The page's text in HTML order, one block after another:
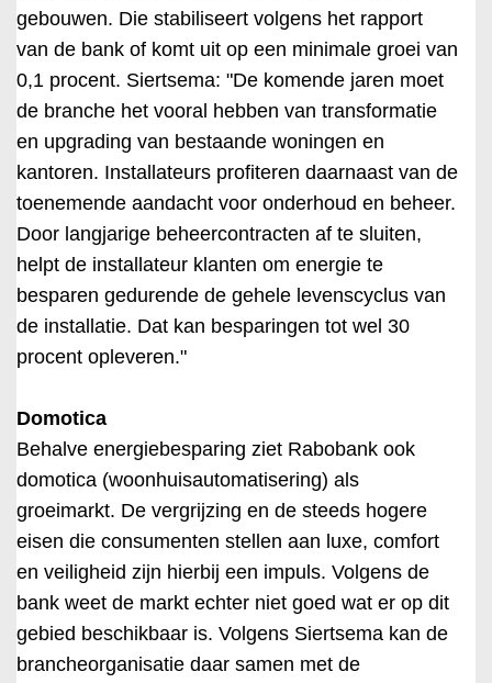
gebouwen. Die stabiliseert volgens het rapport
van de bank of komt uit op een minimale groei van
0,1 procent. Siertsema: "De komende jaren moet
de branche het vooral hebben van transformatie
en upgrading van bestaande woningen en
kantoren. Installateurs profiteren daarnaast van de
toenemende aandacht voor onderhoud en beheer.
Door langjarige beheercontracten af te sluiten,
helpt de installateur klanten om energie te
besparen gedurende de gehele levenscyclus van
de installatie. Dat kan besparingen tot wel 30
procent opleveren."
Domotica
Behalve energiebesparing ziet Rabobank ook
domotica (woonhuisautomatisering) als
groeimarkt. De vergrijzing en de steeds hogere
eisen die consumenten stellen aan luxe, comfort
en veiligheid zijn hierbij een impuls. Volgens de
bank weet de markt echter niet goed wat er op dit
gebied beschikbaar is. Volgens Siertsema kan de
brancheorganisatie daar samen met de